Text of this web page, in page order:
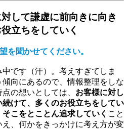
して謙虚に前向きに向き
立ちをしていく
を聞かせてください。
です（汗）。考えすぎてしま
向にあるので、情報整理をしな
の想いとしては、 お客様に対し
けて、多くのお役立ちをしてい
こをとことん追求していく こと
、何かをきっかけに考え方が変